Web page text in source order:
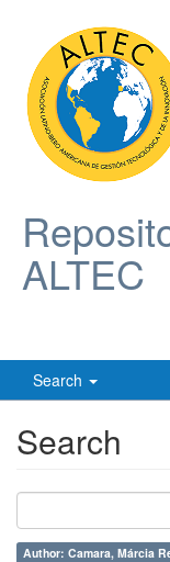
ALTEC
Search
Search
Author: Camara, Márcia